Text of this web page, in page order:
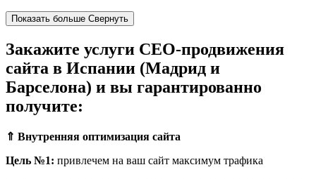
Показать больше Свернуть
Закажите услуги СЕО-продвижения
сайта в Испании (Мадрид и
Барселона) и вы гарантированно
получите:
⇑ Внутренняя оптимизация сайта
Цель №1: привлечем на ваш сайт максимум трафика